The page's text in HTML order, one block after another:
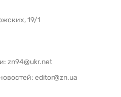
19/1
zn94@ukr.net
editor@zn.ua